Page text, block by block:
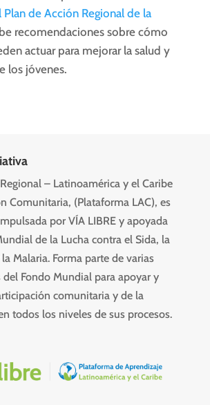
Plan de Acción Regional de la
recomendaciones sobre cómo
actuar para mejorar la salud y
los jóvenes.
– Latinoamérica y el Caribe
Comunitaria, (Plataforma LAC), es
por VÍA LIBRE y apoyada
de la Lucha contra el Sida, la
Malaria. Forma parte de varias
Fondo Mundial para apoyar y
comunitaria y de la
todos los niveles de sus procesos.